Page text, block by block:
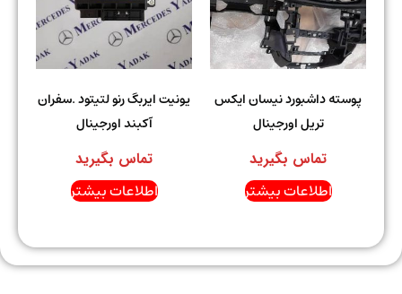
پوسته داشبورد نیسان ایکس
تریل اورجینال
تماس بگیرید
اطلاعات بیشتر
یونیت ایربگ رنو لتیتود .سفران
آکبند اورجینال
تماس بگیرید
اطلاعات بیشتر